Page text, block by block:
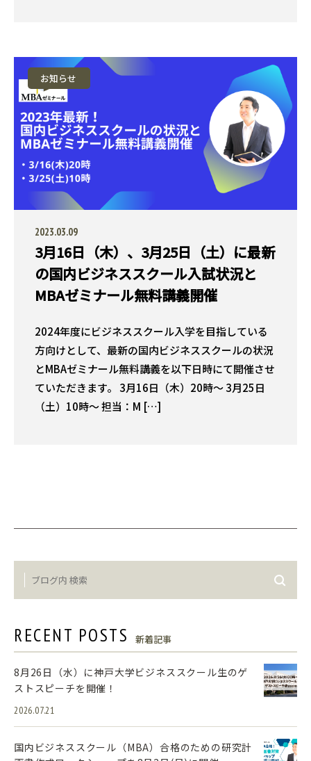
お知らせ
2023.03.09
3月16日（木）、3月25日（土）に最新
の国内ビジネススクール入試状況と
MBAゼミナール無料講義開催
2024年度にビジネススクール入学を目指している
方向けとして、最新の国内ビジネススクールの状況
とMBAゼミナール無料講義を以下日時にて開催させ
ていただきます。 3月16日（木）20時〜 3月25日
（土）10時〜 担当：M […]
RECENT POSTS 新着記事
8月26日（水）に神戸大学ビジネススクール生のゲ
ストスピーチを開催！
2026.07.21
国内ビジネススクール（MBA）合格のための研究計